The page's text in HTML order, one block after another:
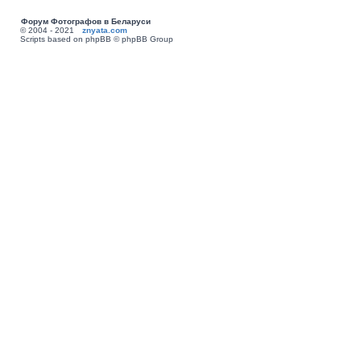
Форум Фотографов в Беларуси
© 2004 - 2021 znyata.com
Scripts based on phpBB © phpBB Group